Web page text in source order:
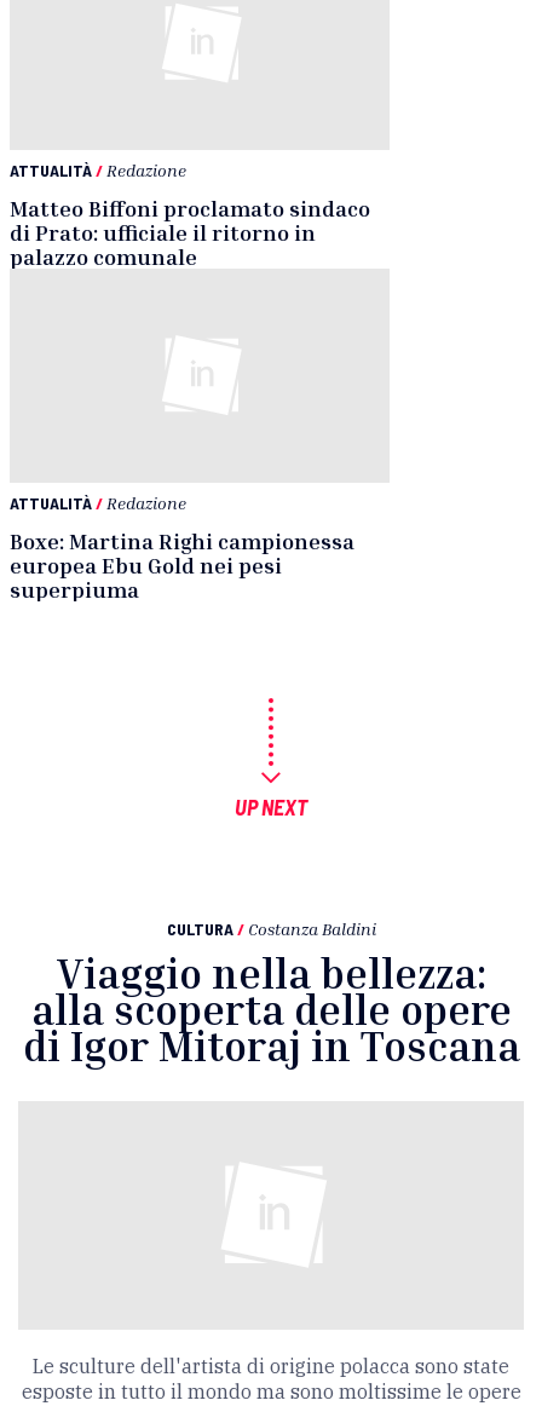
ATTUALITÀ/ Redazione
Matteo Biffoni proclamato sindaco
di Prato: ufficiale il ritorno in
palazzo comunale
ATTUALITÀ/ Redazione
Boxe: Martina Righi campionessa
europea Ebu Gold nei pesi
superpiuma
UP NEXT
CULTURA / Costanza Baldini
Viaggio nella bellezza:
alla scoperta delle opere
di Igor Mitoraj in Toscana
Le sculture dell'artista di origine polacca sono state
esposte in tutto il mondo ma sono moltissime le opere